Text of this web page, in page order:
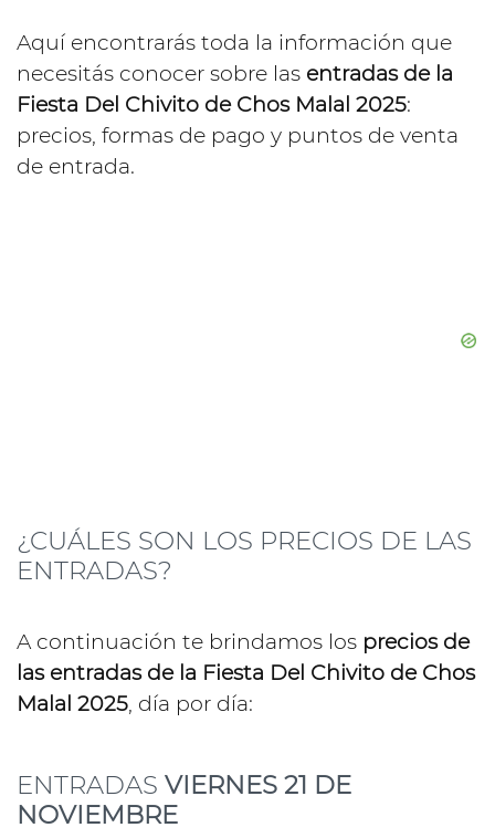
Aquí encontrarás toda la información que
necesitás conocer sobre las entradas de la
Fiesta Del Chivito de Chos Malal 2025:
precios, formas de pago y puntos de venta
de entrada.
¿CUÁLES SON LOS PRECIOS DE LAS
ENTRADAS?
A continuación te brindamos los precios de
las entradas de la Fiesta Del Chivito de Chos
Malal 2025, día por día:
ENTRADAS VIERNES 21 DE
NOVIEMBRE